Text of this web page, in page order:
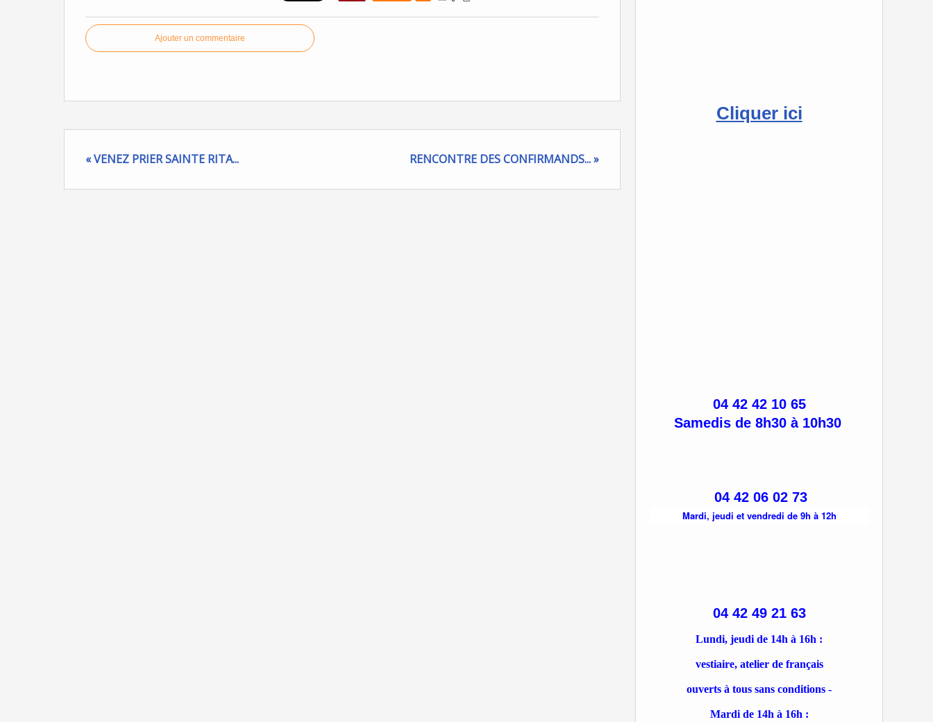
Cliquer ici
04 42 42 10 65
Samedis de 8h30 à 10h30
04 42 06 02 73
Mardi, jeudi et vendredi de 9h à 12h
04 42 49 21 63
Lundi, jeudi de 14h à 16h :
vestiaire, atelier de français
ouverts à tous sans conditions -
Mardi de 14h à 16h :
Ajouter un commentaire
« VENEZ PRIER SAINTE RITA... RENCONTRE DES CONFIRMANDS... »